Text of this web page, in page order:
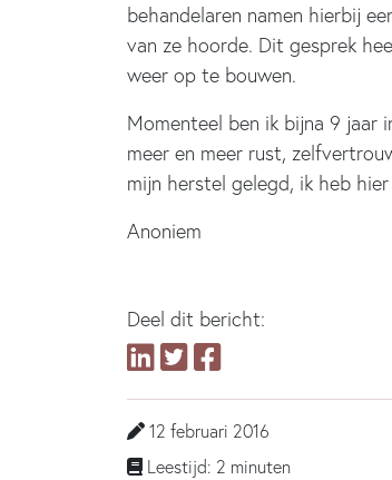
behandelaren namen hierbij
van ze hoorde. Dit gesprek
weer op te bouwen.
Momenteel ben ik bijna 9 jaar
meer en meer rust,
mijn herstel gelegd, ik heb
Anoniem
Deel dit bericht:
12 februari 2016
Leestijd: 2 minuten